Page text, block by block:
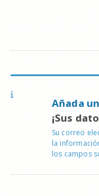
Añada
¡Sus
Su correo
la
los campos